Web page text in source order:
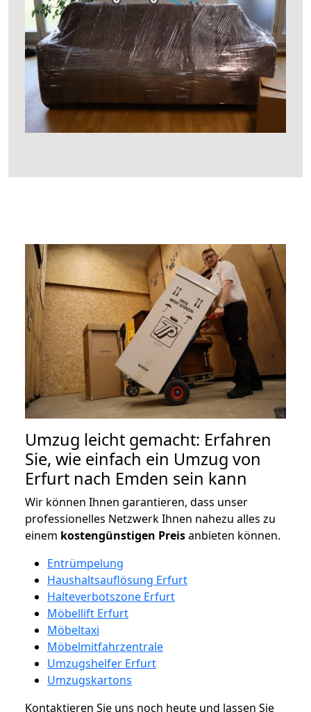
Umzug leicht gemacht: Erfahren
Sie, wie einfach ein Umzug von
Erfurt nach Emden sein kann
Wir können Ihnen garantieren, dass unser
professionelles Netzwerk Ihnen nahezu alles zu
einem kostengünstigen Preisanbieten können.
Entrümpelung
Haushaltsauflösung Erfurt
Halteverbotszone Erfurt
Möbellift Erfurt
Möbeltaxi
Möbelmitfahrzentrale
Umzugshelfer Erfurt
Umzugskartons
Kontaktieren Sie uns noch heute und lassen Sie